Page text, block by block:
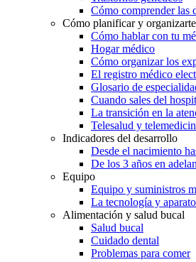
Cómo comprender las
Cómo planificar y organizarte
Cómo hablar con tu
Hogar médico
Cómo organizar los
El registro médico
Glosario de
Cuando sales del
La transición en la
Telesalud y
Indicadores del desarrollo
Desde el nacimiento
De los 3 años en
Equipo
Equipo y suministros
La tecnología y
Alimentación y salud bucal
Salud bucal
Cuidado dental
Problemas para comer